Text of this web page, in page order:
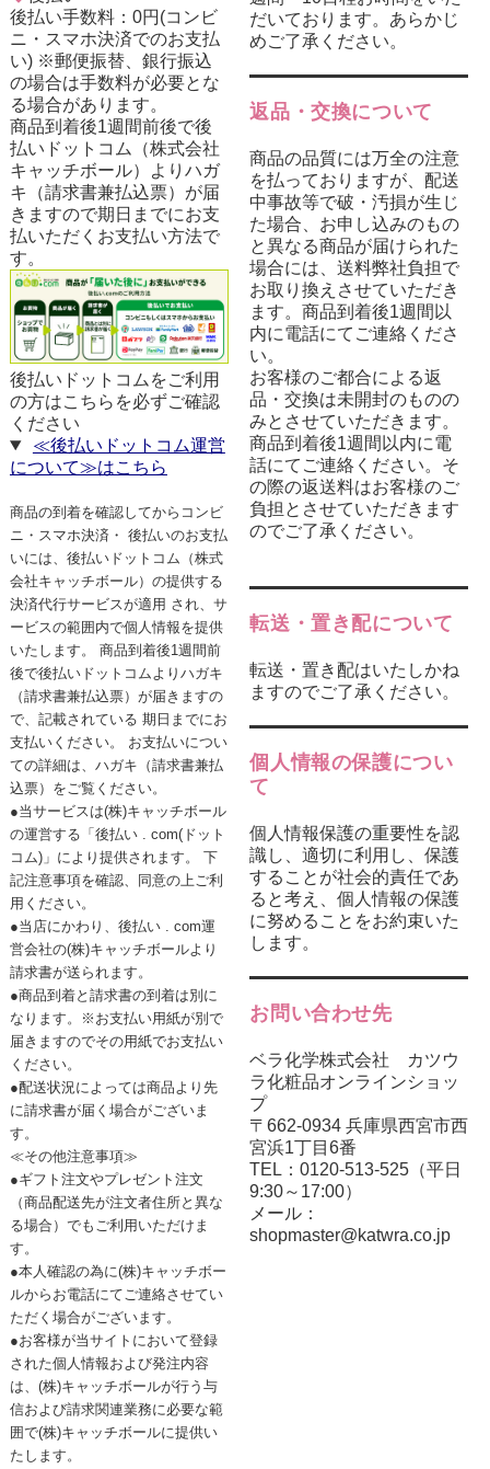
後払い手数料：0円(コンビ
ニ・スマホ決済でのお支払
い) ※郵便振替、銀行振込
の場合は手数料が必要とな
る場合があります。
商品到着後1週間前後で後
払いドットコム（株式会社
キャッチボール）よりハガ
キ（請求書兼払込票）が届
きますので期日までにお支
払いただくお支払い方法で
す。
後払いドットコムをご利用
の方はこちらを必ずご確認
ください
≪後払いドットコム運営
について≫はこちら
商品の到着を確認してからコンビ
ニ・スマホ決済・ 後払いのお支払
いには、後払いドットコム（株式
会社キャッチボール）の提供する
決済代行サービスが適用 され、サ
ービスの範囲内で個人情報を提供
いたします。 商品到着後1週間前
後で後払いドットコムよりハガキ
（請求書兼払込票）が届きますの
で、記載されている 期日までにお
支払いください。 お支払いについ
ての詳細は、ハガキ（請求書兼払
込票）をご覧ください。
●当サービスは(株)キャッチボール
の運営する「後払い . com(ドット
コム)」により提供されます。 下
記注意事項を確認、同意の上ご利
用ください。
●当店にかわり、後払い . com運
営会社の(株)キャッチボールより
請求書が送られます。
●商品到着と請求書の到着は別に
なります。※お支払い用紙が別で
届きますのでその用紙でお支払い
ください。
●配送状況によっては商品より先
に請求書が届く場合がございま
す。
≪その他注意事項≫
●ギフト注文やプレゼント注文
（商品配送先が注文者住所と異な
る場合）でもご利用いただけま
す。
●本人確認の為に(株)キャッチボー
ルからお電話にてご連絡させてい
ただく場合がございます。
●お客様が当サイトにおいて登録
された個人情報および発注内容
は、(株)キャッチボールが行う与
信および請求関連業務に必要な範
囲で(株)キャッチボールに提供い
たします。
だいております。あらかじ
めご了承ください。
返品・交換について
商品の品質には万全の注意
を払っておりますが、配送
中事故等で破・汚損が生じ
た場合、お申し込みのもの
と異なる商品が届けられた
場合には、送料弊社負担で
お取り換えさせていただき
ます。商品到着後1週間以
内に電話にてご連絡くださ
い。
お客様のご都合による返
品・交換は未開封のものの
みとさせていただきます。
商品到着後1週間以内に電
話にてご連絡ください。そ
の際の返送料はお客様のご
負担とさせていただきます
のでご了承ください。
転送・置き配について
転送・置き配はいたしかね
ますのでご了承ください。
個人情報の保護につい
て
個人情報保護の重要性を認
識し、適切に利用し、保護
することが社会的責任であ
ると考え、個人情報の保護
に努めることをお約束いた
します。
お問い合わせ先
ベラ化学株式会社 カツウ
ラ化粧品オンラインショッ
プ
〒662-0934 兵庫県西宮市西
宮浜1丁目6番
TEL：0120-513-525（平日
9:30～17:00）
メール：
shopmaster@katwra.co.jp